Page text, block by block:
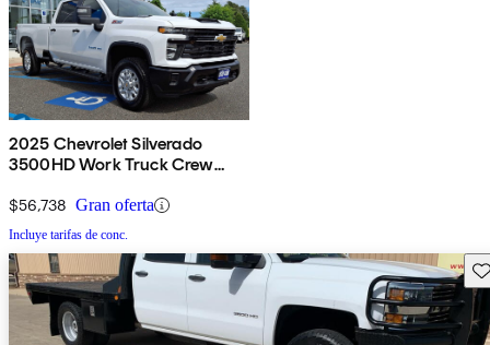
2025 Chevrolet Silverado
3500HD Work Truck Crew
$56,738 Gran oferta
Incluye tarifas de conc.